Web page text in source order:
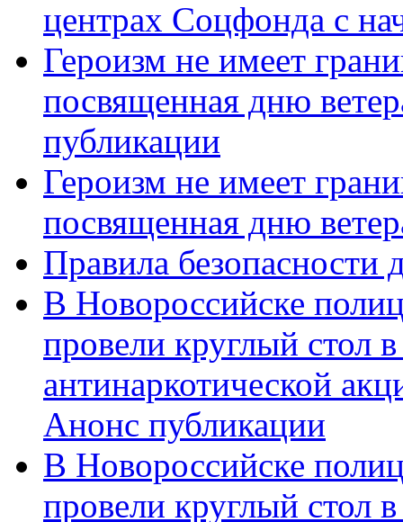
центрах Соцфонда с
Героизм не имеет
посвященная дню
публикации
Героизм не имеет
посвященная дню
Правила безопасности
В Новороссийске
провели круглый стол
антинаркотической
Анонс публикации
В Новороссийске
провели круглый стол